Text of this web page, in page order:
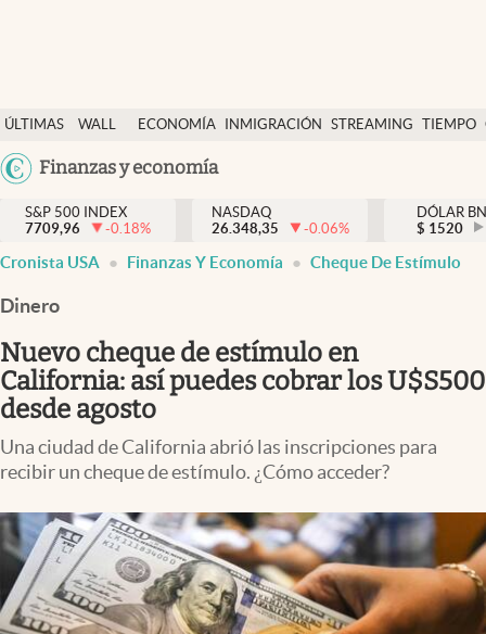
ÚLTIMAS
NOTICIAS
WALL
DÓLAR
ECONOMÍA INMIGRACIÓN STREAMING TIEMPO
México
USA
Finanzas y economía
Finanzas y economía
Wall Street y dólar
Inmigración
Espiritual
Streaming
PC y mobile
USA
S&P 500 INDEX
7709,96
-0.18%
NASDAQ
26.348,35
-0.06%
DÓLAR
$ 1520
Cronista USA Finanzas Y Economía Cheque De Estímulo
Dinero
Nuevo cheque de estímulo en
California: así puedes cobrar los U$S500
desde agosto
Una ciudad de California abrió las inscripciones para
recibir un cheque de estímulo. ¿Cómo acceder?